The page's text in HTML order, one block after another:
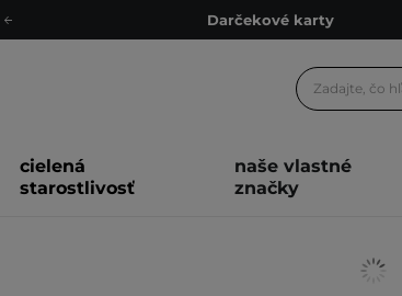
Darčekové karty
Odmeňovací program
Darčekové karty
cielená
starostlivosť
naše vlastné
značky